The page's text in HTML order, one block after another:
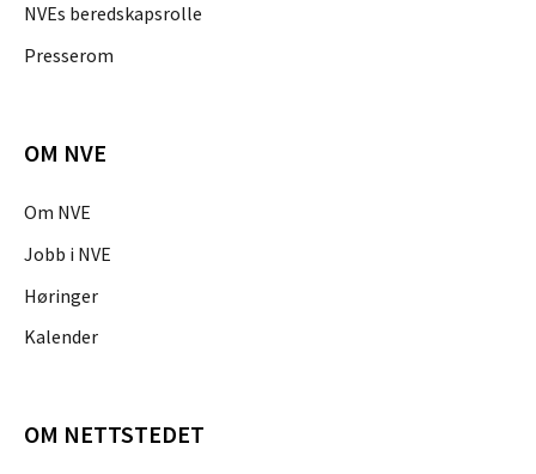
NVEs beredskapsrolle
Presserom
OM NVE
Om NVE
Jobb i NVE
Høringer
Kalender
OM NETTSTEDET